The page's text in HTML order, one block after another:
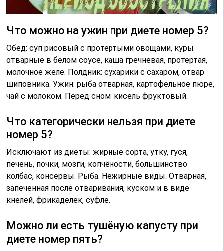
Что можно на ужин при диете номер 5?
Обед: суп рисовый с протертыми овощами, куры
отварные в белом соусе, каша гречневая, протертая,
молочное желе. Полдник: сухарики с сахаром, отвар
шиповника. Ужин: рыба отварная, картофельное пюре,
чай с молоком. Перед сном: кисель фруктовый.
Что категорически нельзя при диете
номер 5?
Исключают из диеты: жирные сорта, утку, гуся,
печень, почки, мозги, копчёности, большинство
колбас, консервы. Рыба. Нежирные виды. Отварная,
запеченная после отваривания, куском и в виде
кнелей, фрикаделек, суфле.
Можно ли есть тушёную капусту при
диете номер пять?